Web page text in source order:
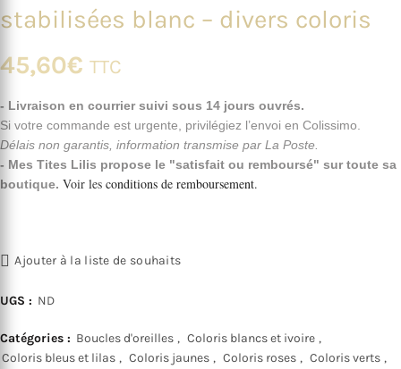
stabilisées blanc – divers coloris
45,60€ TTC
- Livraison en courrier suivi sous 14 jours ouvrés.
Si votre commande est urgente, privilégiez l’envoi en Colissimo.
Délais non garantis, information transmise par La Poste.
- Mes Tites Lilis propose le "satisfait ou remboursé" sur toute sa
boutique. Voir les conditions de remboursement.
Ajouter à la liste de souhaits
UGS : ND
Catégories : Boucles d'oreilles , Coloris blancs et ivoire ,
Coloris bleus et lilas , Coloris jaunes , Coloris roses , Coloris verts ,